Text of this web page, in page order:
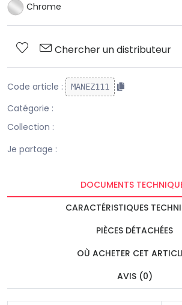
Chrome
Chercher un distributeur
Code article : MANEZ111
Catégorie :
Collection :
Je partage :
DOCUMENTS
CARACTÉRISTIQUES
PIÈCES DÉTACHÉES
OÙ ACHETER CET
AVIS (0)